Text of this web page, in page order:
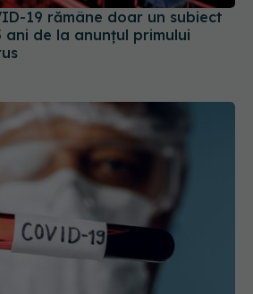
19 rămâne doar un subiect
ani de la anunțul primului